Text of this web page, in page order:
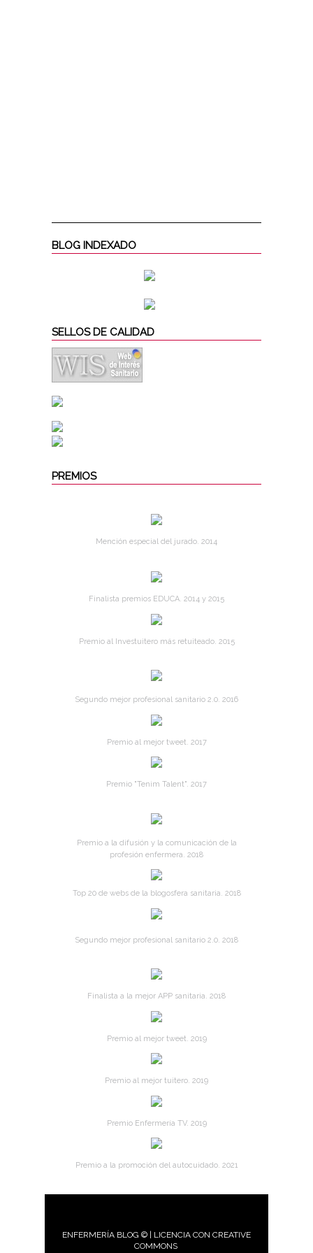
BLOG INDEXADO
SELLOS DE CALIDAD
PREMIOS
Mención especial del jurado. 2014
Finalista premios EDUCA. 2014 y 2015
Premio al Investuitero más retuiteado. 2015
Segundo mejor profesional sanitario 2.0. 2016
Premio al mejor tweet. 2017
Premio "Tenim Talent". 2017
Premio a la difusión y la comunicación de la
profesión enfermera. 2018
Top 20 de webs de la blogosfera sanitaria. 2018
Segundo mejor profesional sanitario 2.0. 2018
Finalista a la mejor APP sanitaria. 2018
Premio al mejor tweet. 2019
Premio al mejor tuitero. 2019
Premio Enfermería TV. 2019
Premio a la promoción del autocuidado. 2021
ENFERMERÍA BLOG © | LICENCIA CON CREATIVE
COMMONS